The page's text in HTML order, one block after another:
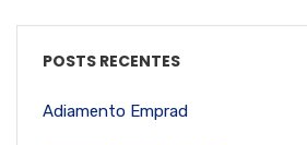
POSTS RECENTES
Adiamento Emprad